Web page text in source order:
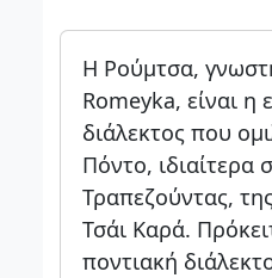
Η Ρούμτσα,
Romeyka, είναι η
διάλεκτος που
Πόντο, ιδιαίτερα
Τραπεζούντας,
Τσάι Καρά.
ποντιακή